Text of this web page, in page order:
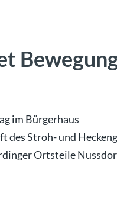
im Bürgerhaus
des Stroh- und
Ortsteile